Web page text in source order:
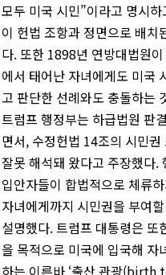
모두 미국 시민”이라고 명시
이 헌법 조항과 정면으로 배치
다. 또한 1898년 연방대법원
에서 태어난 자녀에게도 미국
고 판단한 선례와도 충돌하는
트럼프 행정부는 하급법원 판
면서, 수정헌법 14조의 시민
잘못 해석돼 왔다고 주장했다.
입안자들이 합법적으로 체류
자녀에게까지 시민권을 부여
설명했다. 트럼프 대통령은 또
을 목적으로 미국에 입국해 자